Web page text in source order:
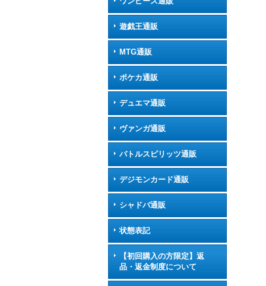
遊戯王通販
MTG通販
ポケカ通販
デュエマ通販
ヴァンガ通販
バトルスピリッツ通販
デジモンカード通販
シャドバ通販
状態表記
【初回購入の方限定】返
品・返金制度について